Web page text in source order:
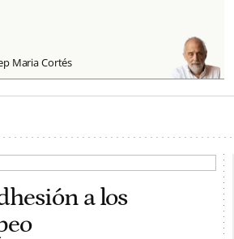
Maria Cortés
a los